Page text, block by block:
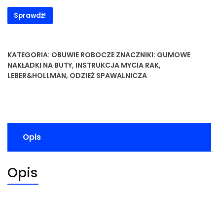
Sprawdź!
KATEGORIA: OBUWIE ROBOCZE ZNACZNIKI: GUMOWE
NAKŁADKI NA BUTY, INSTRUKCJA MYCIA RAK,
LEBER&HOLLMAN, ODZIEŻ SPAWALNICZA
Opis
Opis